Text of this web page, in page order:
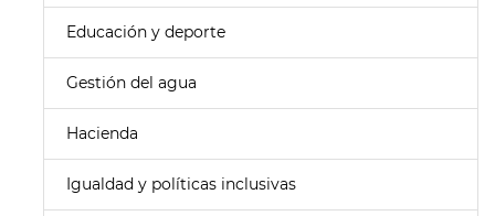
Educación y deporte
Gestión del agua
Hacienda
Igualdad y políticas inclusivas